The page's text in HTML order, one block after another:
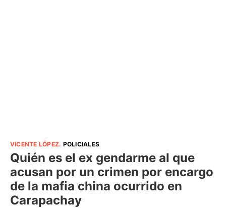
VICENTE LÓPEZ. POLICIALES
Quién es el ex gendarme al que
acusan por un crimen por encargo
de la mafia china ocurrido en
Carapachay